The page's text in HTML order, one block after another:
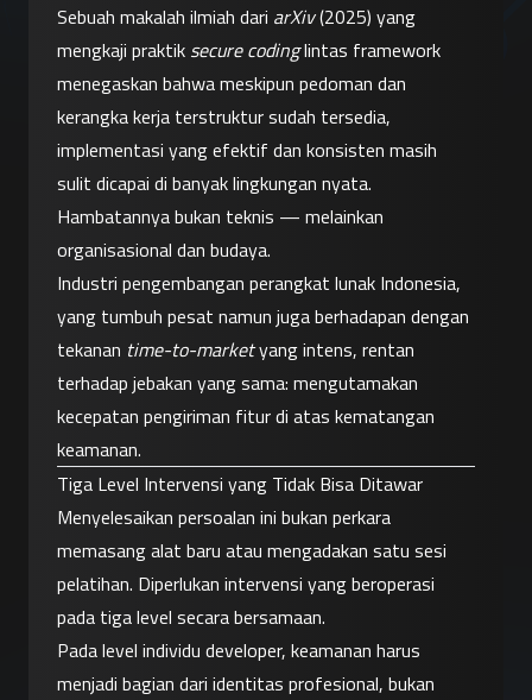
Sebuah makalah ilmiah dari arXiv (2025) yang
mengkaji praktik secure coding lintas framework
menegaskan bahwa meskipun pedoman dan
kerangka kerja terstruktur sudah tersedia,
implementasi yang efektif dan konsisten masih
sulit dicapai di banyak lingkungan nyata.
Hambatannya bukan teknis — melainkan
organisasional dan budaya.
Industri pengembangan perangkat lunak Indonesia,
yang tumbuh pesat namun juga berhadapan dengan
tekanan time-to-market yang intens, rentan
terhadap jebakan yang sama: mengutamakan
kecepatan pengiriman fitur di atas kematangan
keamanan.
Tiga Level Intervensi yang Tidak Bisa Ditawar
Menyelesaikan persoalan ini bukan perkara
memasang alat baru atau mengadakan satu sesi
pelatihan. Diperlukan intervensi yang beroperasi
pada tiga level secara bersamaan.
Pada level individu developer, keamanan harus
menjadi bagian dari identitas profesional, bukan